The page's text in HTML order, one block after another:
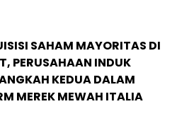
SAHAM MAYORITAS DI
PERUSAHAAN INDUK
KEDUA DALAM
MEREK MEWAH ITALIA